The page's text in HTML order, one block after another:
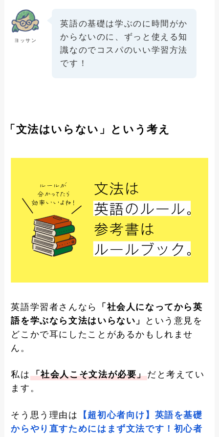
ヨッサン
英語の基礎は学ぶのに時間がか
からないのに、ずっと使える知
識なのでコスパのいい学習方法
です！
「文法はいらない」という考え
英語学習者さんなら
「社会人になってから英
語を学ぶなら文法はいらない」
という意見を
どこかで耳にしたことがあるかもしれませ
ん。
私は 「社会人こそ文法が必要」だと考えてい
ます。
そう思う理由は
【超初心者向け】英語を基礎
からやり直すためにはまず文法です！初心者